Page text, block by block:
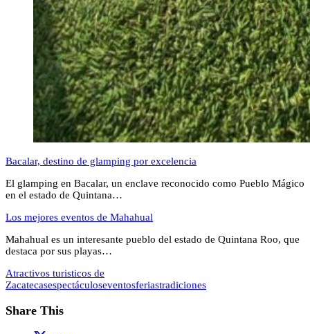
Bacalar, destino de glamping por excelencia
El glamping en Bacalar, un enclave reconocido como Pueblo Mágico
en el estado de Quintana…
Los mejores eventos de Mahahual
Mahahual es un interesante pueblo del estado de Quintana Roo, que
destaca por sus playas…
Atractivos turisticos de
Zacatecasespectáculoseventosferiastradiciones
Share This